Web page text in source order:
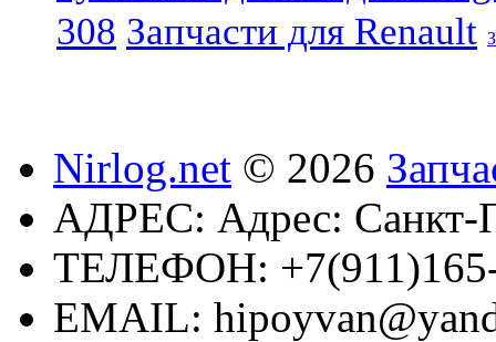
308 Запчасти для Renault
Nirlog.net © 2026
АДРЕС: Адрес: Санкт-
ТЕЛЕФОН:
EMAIL: